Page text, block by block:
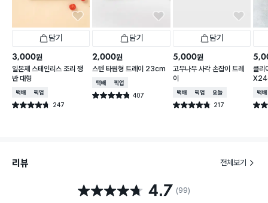
담기
3,000원
일본제 스테인리스 조리 쟁
반 대형
택배배송매장픽업
별점 4.7점 247
건 작성
담기
2,000원
스텐 타원형 트레이 23cm
택배배송매장픽업
별점 4.8점 407
건 작성
담기
5,000원
고무나무 사각 손잡이 트레
이
택배배송매장픽업오늘배송
별점 4.8점 217
건 작성
클리
택배
별점
리뷰 전체보기
별점 4.7점 4.7 (99)